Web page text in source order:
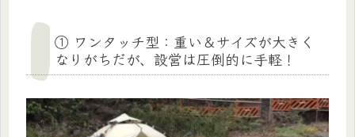
① ワンタッチ型：重い＆サイズが大きく
なりがちだが、設営は圧倒的に手軽！